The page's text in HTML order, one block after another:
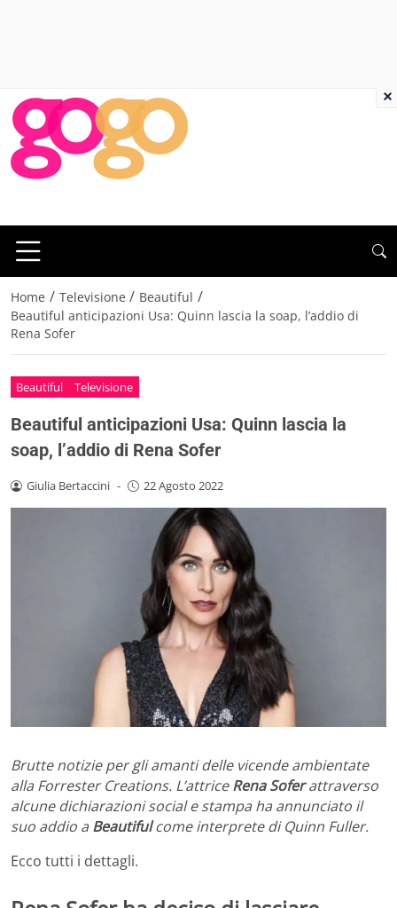
Home / Televisione / Beautiful /
Beautiful anticipazioni Usa: Quinn lascia la soap, l’addio di
Rena Sofer
Beautiful Televisione
Beautiful anticipazioni Usa: Quinn lascia la
soap, l’addio di Rena Sofer
Giulia Bertaccini - 22 Agosto 2022
Brutte notizie per gli amanti delle vicende ambientate
alla Forrester Creations. L’attriceRena Soferattraverso
alcune dichiarazioni social e stampa ha annunciato il
suo addio a Beautifulcome interprete di Quinn Fuller.
Ecco tutti i dettagli.
×